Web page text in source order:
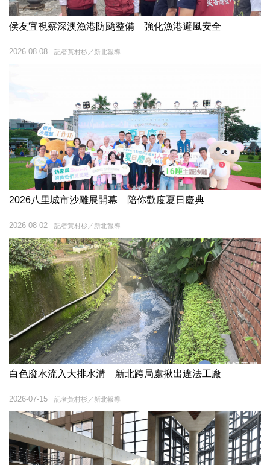
侯友宜視察深澳漁港防颱整備 強化漁港避風安全
記者黃村杉／新北報導
2026-08-08
2026八里城市沙雕展開幕 陪你歡度夏日慶典
記者黃村杉／新北報導
2026-08-02
白色廢水流入大排水溝 新北跨局處揪出違法工廠
記者黃村杉／新北報導
2026-07-15